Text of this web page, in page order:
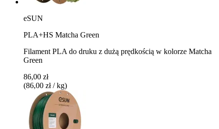
eSUN
PLA+HS Matcha Green
Filament PLA do druku z dużą prędkością w kolorze Matcha
Green
86,00 zł
(86,00 zł / kg)